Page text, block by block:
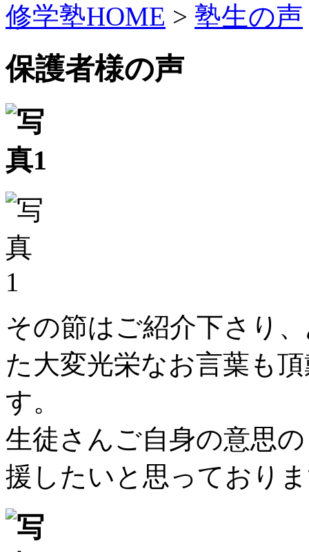
修学塾HOME > 塾生の声
保護者様の声
その節はご紹介下さり
た大変光栄なお言葉も
す。
生徒さんご自身の意思
援したいと思っており